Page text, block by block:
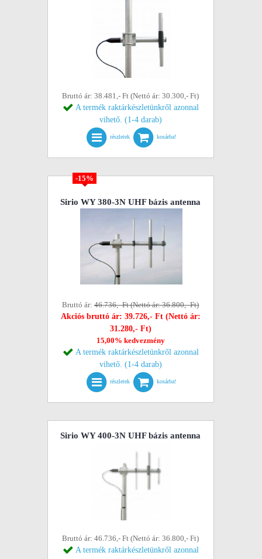
Bruttó ár: 38.481,- Ft (Nettó ár: 30.300,- Ft)
A termék raktárkészletünkről azonnal
vihető. (1-4 darab)
részletek kosárba!
-15%
Sirio WY 380-3N UHF bázis antenna
Bruttó ár:46.736,- Ft (Nettó ár: 36.800,- Ft)
Akciós bruttó ár: 39.726,- Ft (Nettó ár:
31.280,- Ft)
15,00% kedvezmény
A termék raktárkészletünkről azonnal
vihető. (1-4 darab)
részletek kosárba!
Sirio WY 400-3N UHF bázis antenna
Bruttó ár: 46.736,- Ft (Nettó ár: 36.800,- Ft)
A termék raktárkészletünkről azonnal